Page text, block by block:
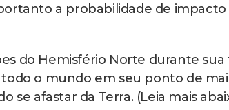
a probabilidade de impacto
do Hemisfério Norte durante sua
o mundo em seu ponto de
se afastar da Terra. (Leia mais